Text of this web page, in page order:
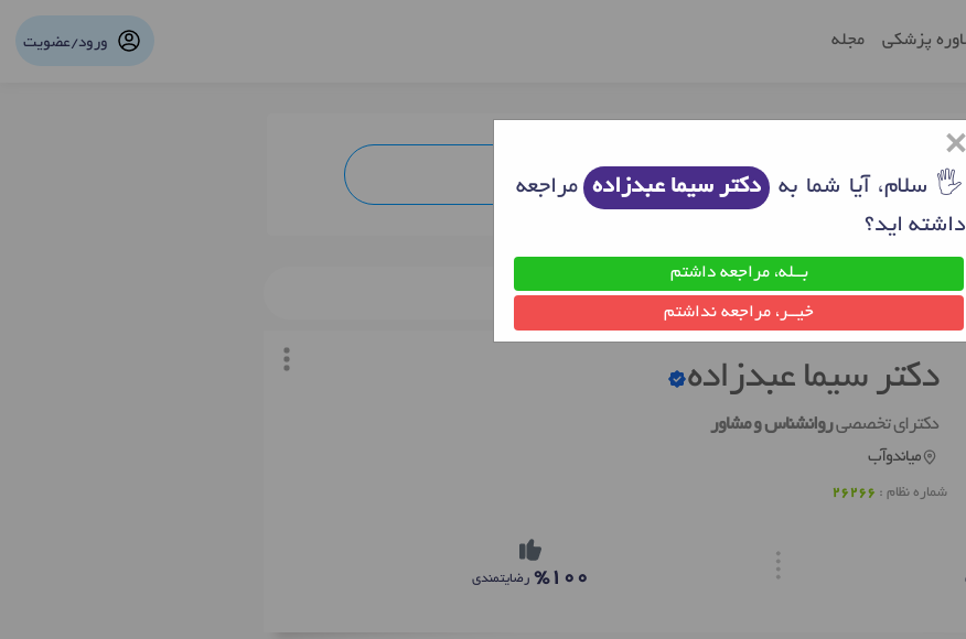
پزشکی مجله ورود/عضویت
روانشناس خوب میاندوآب دکتر سیما عبدزاده
دکتر سیما عبدزاده
دکترای تخصصیروانشناس و مشاور
میاندوآب
شماره نظام : 26266
%100 رضایتمندی
×
🖐 سلام، آیا شما به دکتر سیما عبدزاده مراجعه
داشته اید؟
بــله، مراجعه داشتم
خیــر، مراجعه نداشتم